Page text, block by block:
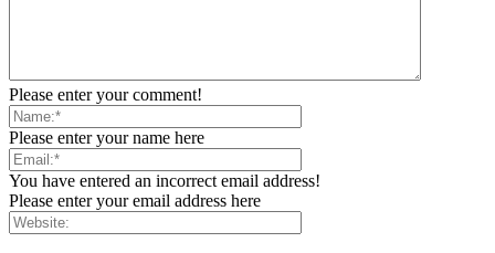
Please enter your comment!
Please enter your name here
You have entered an incorrect email address!
Please enter your email address here